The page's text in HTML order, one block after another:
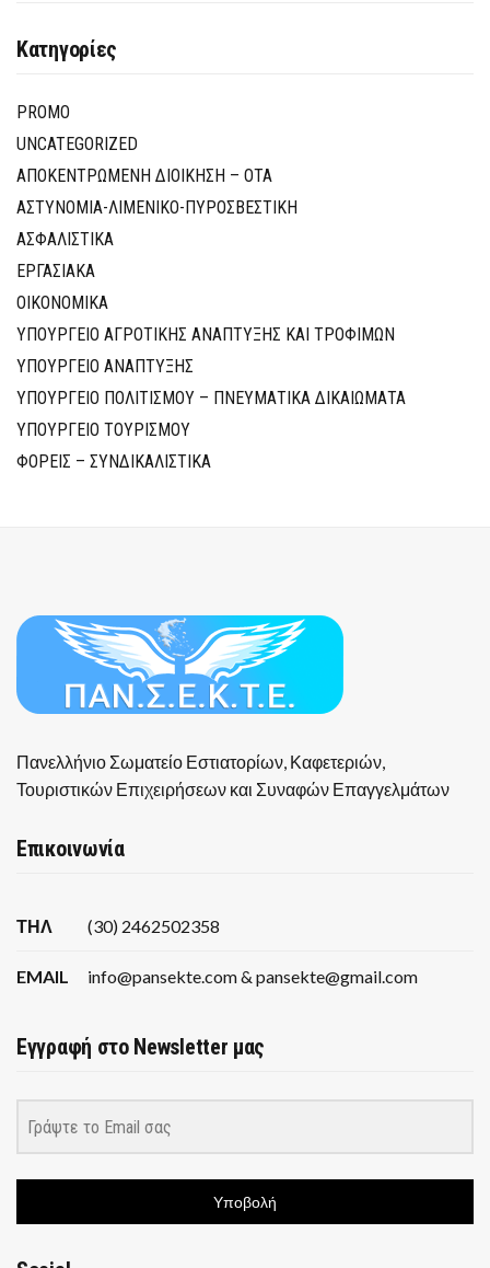
Κατηγορίες
PROMO
UNCATEGORIZED
ΑΠΟΚΕΝΤΡΩΜΕΝΗ ΔΙΟΙΚΗΣΗ – ΟΤΑ
ΑΣΤΥΝΟΜΙΑ-ΛΙΜΕΝΙΚΟ-ΠΥΡΟΣΒΕΣΤΙΚΗ
ΑΣΦΑΛΙΣΤΙΚΑ
ΕΡΓΑΣΙΑΚΑ
ΟΙΚΟΝΟΜΙΚΑ
ΥΠΟΥΡΓΕΙΟ ΑΓΡΟΤΙΚΗΣ ΑΝΑΠΤΥΞΗΣ ΚΑΙ ΤΡΟΦΙΜΩΝ
ΥΠΟΥΡΓΕΙΟ ΑΝΑΠΤΥΞΗΣ
ΥΠΟΥΡΓΕΙΟ ΠΟΛΙΤΙΣΜΟΥ – ΠΝΕΥΜΑΤΙΚΑ ΔΙΚΑΙΩΜΑΤΑ
ΥΠΟΥΡΓΕΙΟ ΤΟΥΡΙΣΜΟΥ
ΦΟΡΕΙΣ – ΣΥΝΔΙΚΑΛΙΣΤΙΚΑ
Πανελλήνιο Σωματείο Εστιατορίων, Καφετεριών,
Τουριστικών Επιχειρήσεων και Συναφών Επαγγελμάτων
Επικοινωνία
ΤΗΛ (30) 2462502358
EMAIL info@pansekte.com & pansekte@gmail.com
Εγγραφή στο Newsletter μας
Υποβολή